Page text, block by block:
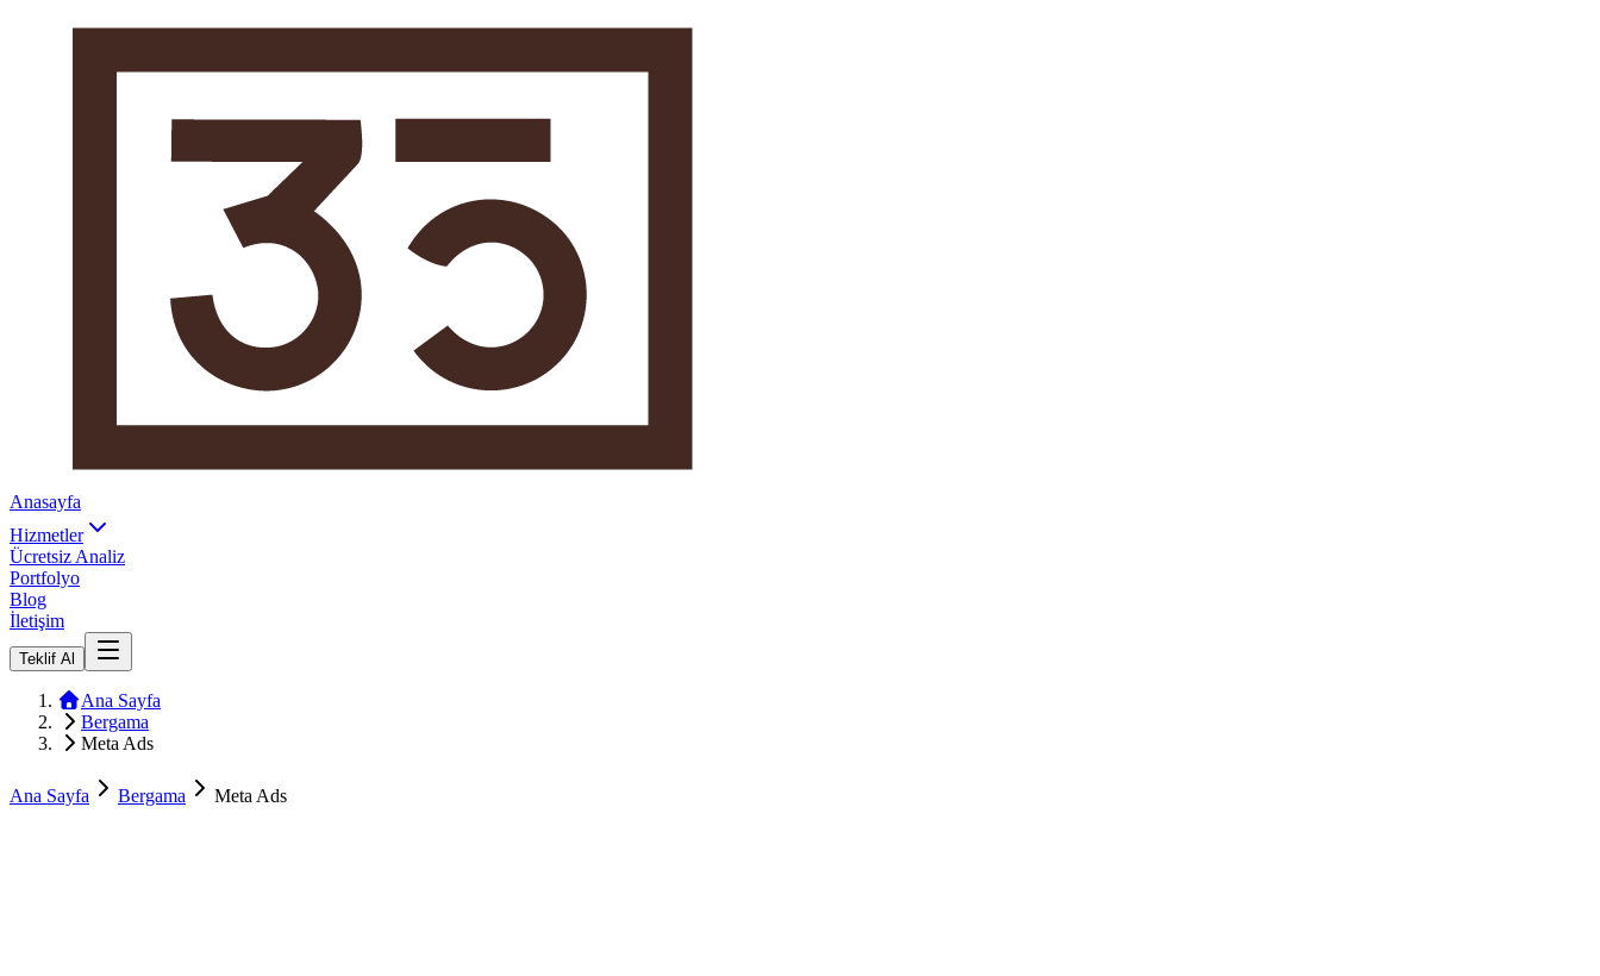
Anasayfa
Hizmetler
Ücretsiz Analiz
Portfolyo
Blog
İletişim
Teklif Al
Ana Sayfa
Bergama
Meta Ads
Ana Sayfa Bergama Meta Ads